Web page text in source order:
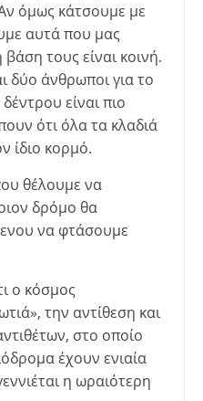
όμως κάτσουμε με
αυτά που μας
τους είναι κοινή.
δύο άνθρωποι για το
είναι πιο
ότι όλα τα κλαδιά
ίδιο κορμό.
θέλουμε να
δρόμο θα
να φτάσουμε
ο κόσμος
την αντίθεση και
στο οποίο
έχουν ενιαία
η ωραιότερη